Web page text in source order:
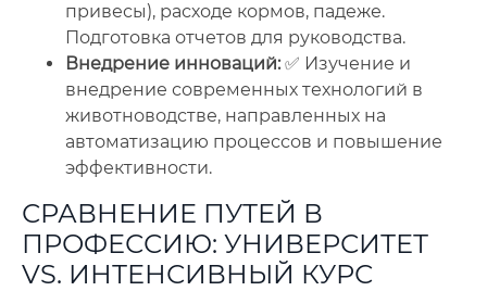
привесы), расходе кормов, падеже.
Подготовка отчетов для руководства.
Внедрение инноваций:✅ Изучение и
внедрение современных технологий в
животноводстве, направленных на
автоматизацию процессов и повышение
эффективности.
СРАВНЕНИЕ ПУТЕЙ В
ПРОФЕССИЮ: УНИВЕРСИТЕТ
VS. ИНТЕНСИВНЫЙ КУРС